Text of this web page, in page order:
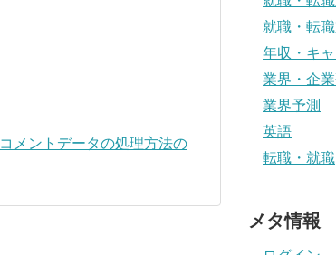
コメントデータの処理方法の
就職・転
年収・キ
業界・企
業界予測
英語
転職・就職
メタ情報